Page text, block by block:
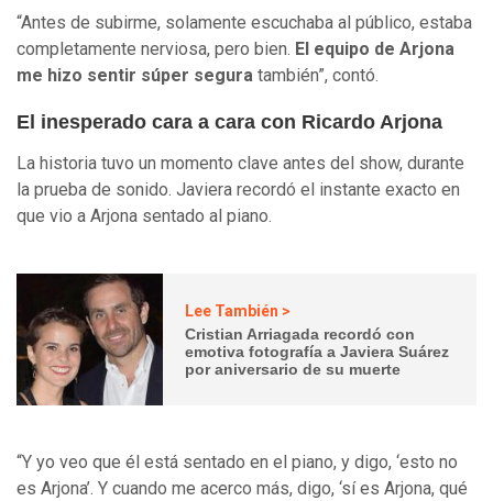
“Antes de subirme, solamente escuchaba al público, estaba
completamente nerviosa, pero bien. El equipo de Arjona
me hizo sentir súper segura también”, contó.
El inesperado cara a cara con Ricardo Arjona
La historia tuvo un momento clave antes del show, durante
la prueba de sonido. Javiera recordó el instante exacto en
que vio a Arjona sentado al piano.
Lee También >
Cristian Arriagada recordó con
emotiva fotografía a Javiera Suárez
por aniversario de su muerte
“Y yo veo que él está sentado en el piano, y digo, ‘esto no
es Arjona’. Y cuando me acerco más, digo, ‘sí es Arjona, qué